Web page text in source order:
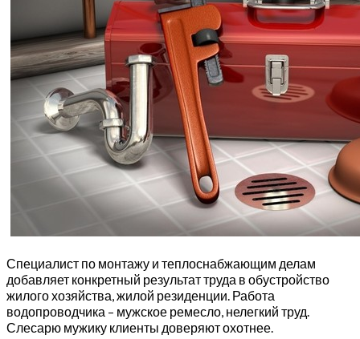
Специалист по монтажу и теплоснабжающим делам
добавляет конкретный результат труда в обустройство
жилого хозяйства, жилой резиденции. Работа
водопроводчика – мужское ремесло, нелегкий труд.
Слесарю мужику клиенты доверяют охотнее.